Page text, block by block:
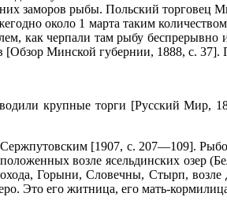
заморов рыбы. Польский торговец
около 1 марта таким
как черпали там рыбу беспрерывно
[Обзор Минской губернии, 1888, с.
крупные торги [Русский Мир,
[1907, с. 207—109].
возле ясельдинских озер
Горыни, Словечны, Стырп,
Это его житница, его мать-